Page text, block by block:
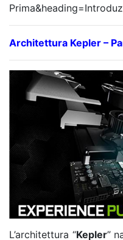
Architettura Kepler –
L’architettura “Kepler”